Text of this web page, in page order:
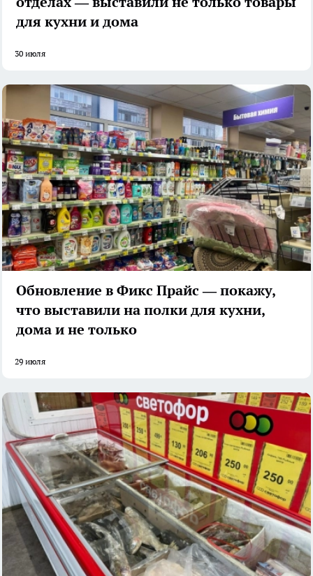
для кухни и дома
30 июля
Обновление в Фикс Прайс — покажу,
что выставили на полки для кухни,
дома и не только
29 июля